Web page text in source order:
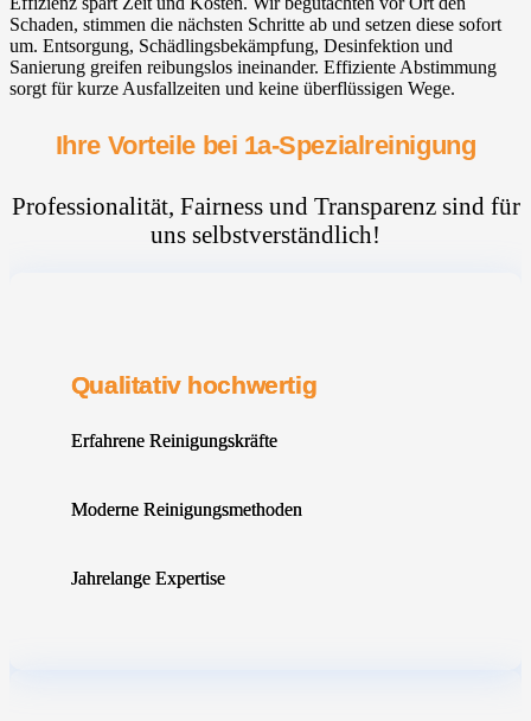
Schaden, stimmen die nächsten Schritte ab und setzen diese sofort
um. Entsorgung, Schädlingsbekämpfung, Desinfektion und
Sanierung greifen reibungslos ineinander. Effiziente Abstimmung
sorgt für kurze Ausfallzeiten und keine überflüssigen Wege.
Ihre Vorteile bei 1a-Spezialreinigung
Professionalität, Fairness und Transparenz sind für
uns selbstverständlich!
Qualitativ hochwertig
Erfahrene Reinigungskräfte
Moderne Reinigungsmethoden
Jahrelange Expertise